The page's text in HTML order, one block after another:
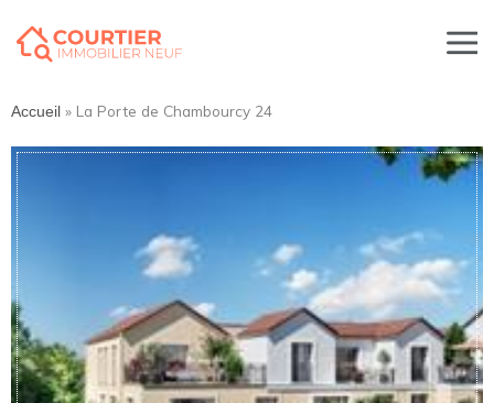
Accueil » La Porte de Chambourcy 24